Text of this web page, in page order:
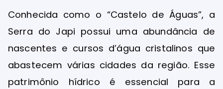
Conhecida como o “Castelo de Águas”, a
Serra do Japi possui uma abundância de
nascentes e cursos d’água cristalinos que
abastecem várias cidades da região. Esse
patrimônio hídrico é essencial para a